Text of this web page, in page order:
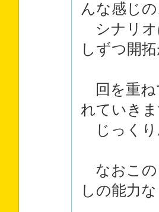
んな感じの
シナリオ
しずつ開
回を重ね
れていき
じっくり
なおこの
しの能力